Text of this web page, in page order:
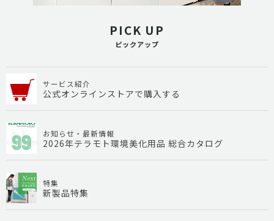
PICK UP
ピックアップ
サービス紹介
公式オンラインストアで購入する
お知らせ・最新情報
2026年テラモト環境美化用品 総合カタログ
特集
新製品特集